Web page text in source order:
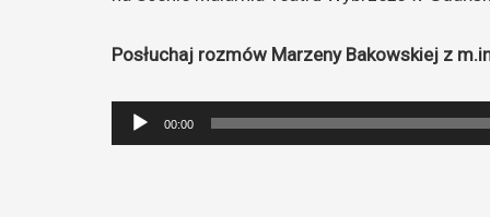
Posłuchaj rozmów Marzeny Bakowskiej z
Odtwarzacz
plików
00:00